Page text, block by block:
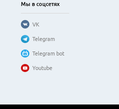
Мы в соцсетях
VK
Telegram
Telegram bot
Youtube